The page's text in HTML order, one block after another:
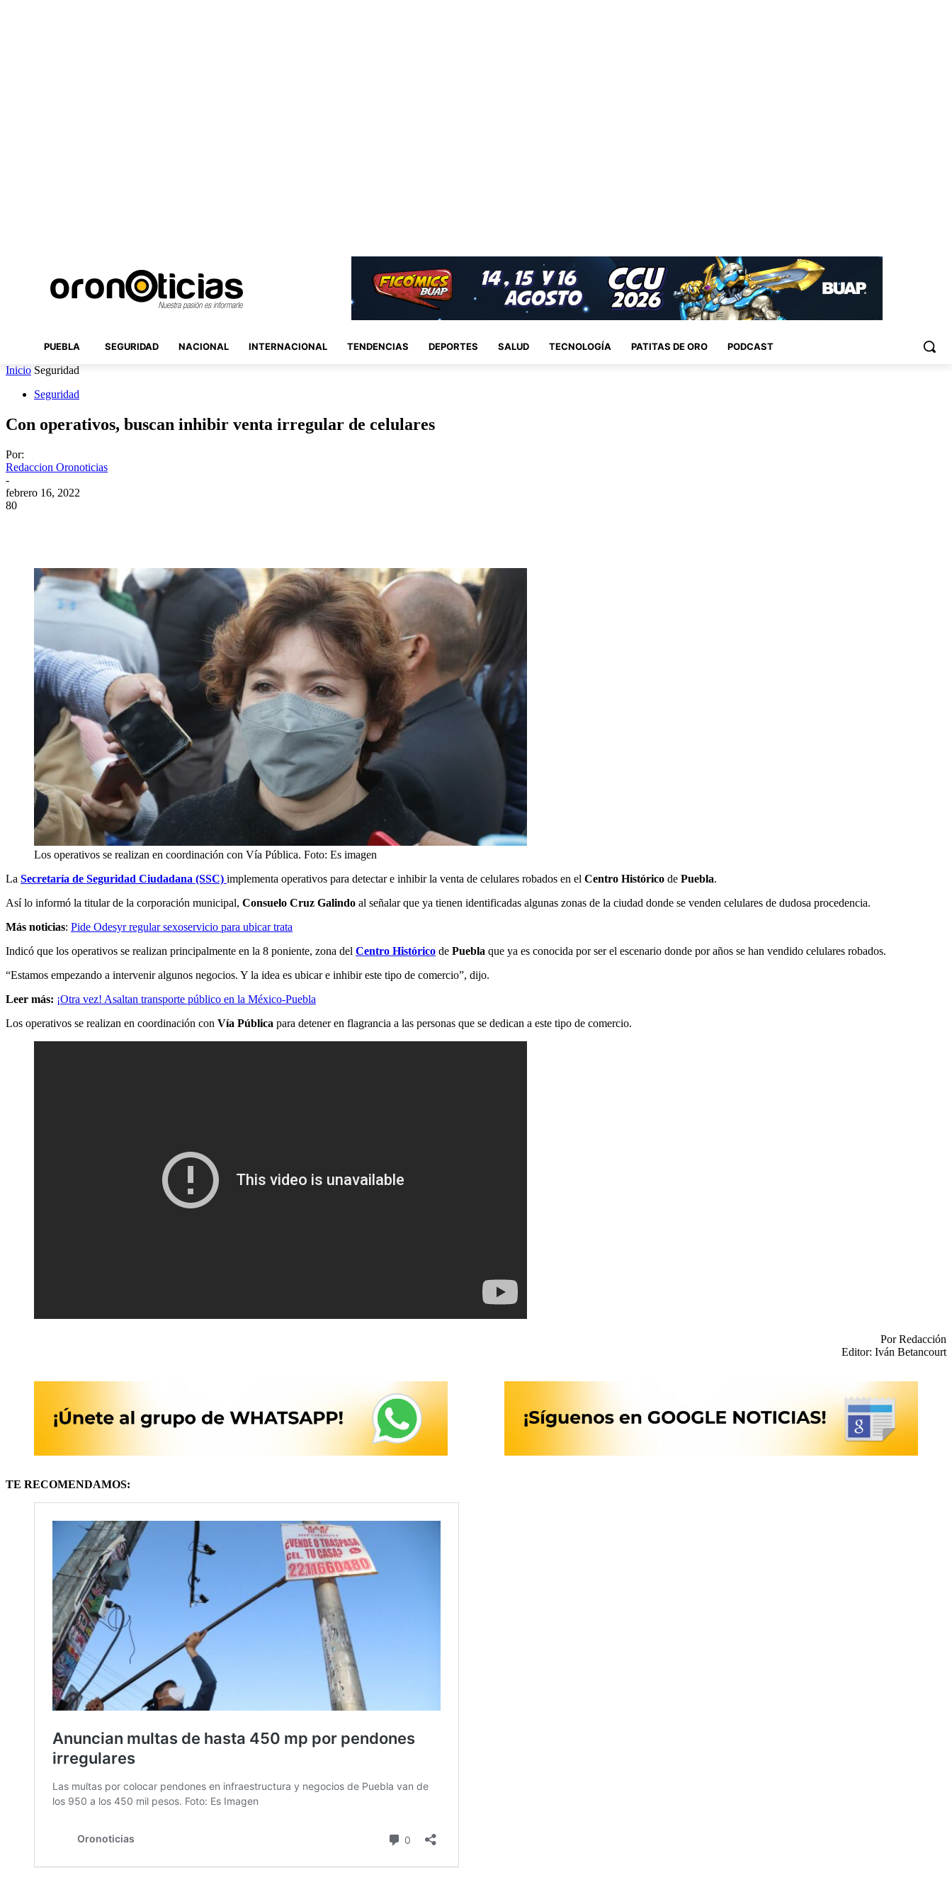
PUEBLA SEGURIDAD NACIONAL INTERNACIONAL TENDENCIAS DEPORTES SALUD TECNOLOGÍA PATITAS DE ORO PODCAST
Inicio Seguridad
Seguridad
Con operativos, buscan inhibir venta irregular de celulares
Por:
Redaccion Oronoticias
-
febrero 16, 2022
80
Los operativos se realizan en coordinación con Vía Pública. Foto: Es imagen
La Secretaría de Seguridad Ciudadana (SSC) implementa operativos para detectar e inhibir la venta de celulares robados en el Centro Histórico de Puebla.
Así lo informó la titular de la corporación municipal, Consuelo Cruz Galindo al señalar que ya tienen identificadas algunas zonas de la ciudad donde se venden celulares de dudosa procedencia.
Más noticias: Pide Odesyr regular sexoservicio para ubicar trata
Indicó que los operativos se realizan principalmente en la 8 poniente, zona del Centro Histórico de Puebla que ya es conocida por ser el escenario donde por años se han vendido celulares robados.
“Estamos empezando a intervenir algunos negocios. Y la idea es ubicar e inhibir este tipo de comercio”, dijo.
Leer más: ¡Otra vez! Asaltan transporte público en la México-Puebla
Los operativos se realizan en coordinación con Vía Pública para detener en flagrancia a las personas que se dedican a este tipo de comercio.
Por Redacción
Editor: Iván Betancourt
TE RECOMENDAMOS: